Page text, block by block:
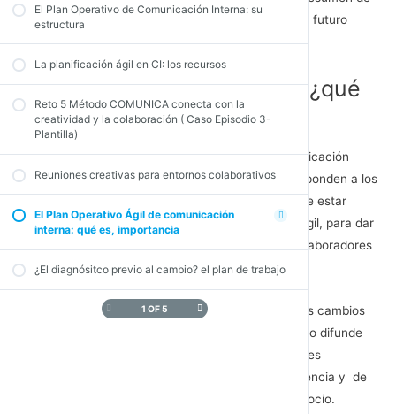
El Plan Operativo de Comunicación Interna: su
estructura
La planificación ágil en CI: los recursos
Reto 5 Método COMUNICA conecta con la
creatividad y la colaboración ( Caso Episodio 3-
Plantilla)
Reuniones creativas para entornos colaborativos
El Plan Operativo Ágil de comunicación
interna: qué es, importancia
¿El diagnósitco previo al cambio? el plan de trabajo
1 OF 5
lo que un departamento o equipo se enfocará en el futuro
cercano, generalmente el próximo año.
El plan Operativo Ágil de CI ¿qué
es?
Los métodos tradicionales para planificar la comunicación
interna ya han quedado en desuso, porque no responden a los
tiempos de incertidumbre. Hoy la planificación debe estar
adaptada a la nueva realidad, por tanto debe ser ágil, para dar
respuesta a las necesidades cambiantes de los colaboradores
y para contribuir a los objetivos del negocio.
El plan Operativo ágil de Ci sirve para comunicar los cambios
que han afectado a la empresa. Desde este objetivo difunde
un conjunto de mensajes destinados a sus diferentes
audiencias con miras a crear un sentido de pertenencia y de
alinear al personal hacia las metas anuales del negocio.